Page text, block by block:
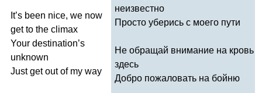
It’s been nice, we now
get to the climax
Your destination’s
unknown
Just get out of my way
неизвестно
Просто уберись с моего пути
Не обращай внимание на кровь
здесь
Добро пожаловать на бойню